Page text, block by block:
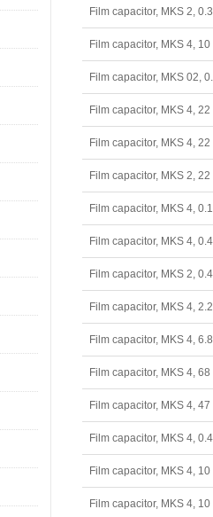
Film capacitor, MKS 2,
Film capacitor, MKS 4,
Film capacitor, MKS 02,
Film capacitor, MKS 4,
Film capacitor, MKS 4,
Film capacitor, MKS 2,
Film capacitor, MKS 4,
Film capacitor, MKS 4,
Film capacitor, MKS 2,
Film capacitor, MKS 4,
Film capacitor, MKS 4,
Film capacitor, MKS 4,
Film capacitor, MKS 4,
Film capacitor, MKS 4,
Film capacitor, MKS 4,
Film capacitor, MKS 4,